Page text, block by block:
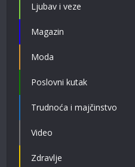
Ljubav i veze
Magazin
Moda
Poslovni kutak
Trudnoća i majčinstvo
Video
Zdravlje